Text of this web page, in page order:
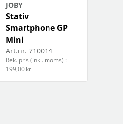
JOBY
Stativ
Smartphone GP
Mini
Art.nr: 710014
Rek. pris (inkl. moms) :
199,00 kr